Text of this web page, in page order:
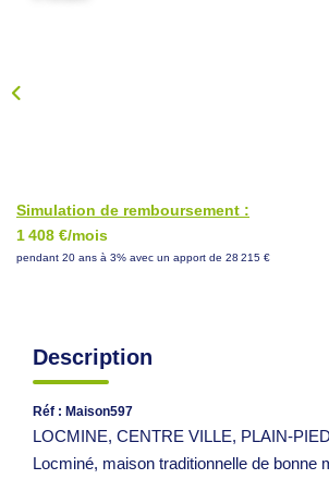
Simulation de remboursement :
1 408 €/mois
pendant 20 ans à 3% avec un apport de 28 215 €
Description
Réf : Maison597
LOCMINE, CENTRE VILLE, PLAIN-PIED
Locminé, maison traditionnelle de bonne